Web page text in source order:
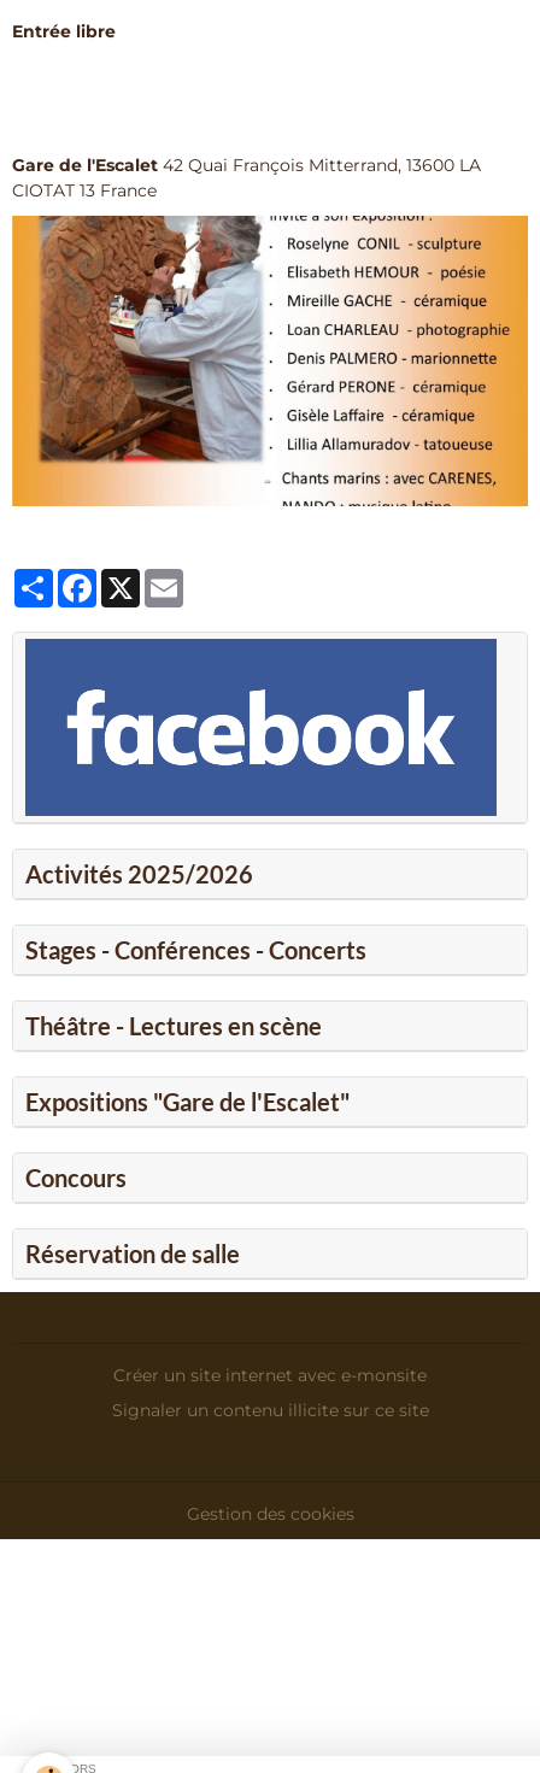
Entrée libre
Gare de l'Escalet 42 Quai François Mitterrand, 13600 LA
CIOTAT 13 France
PartagerFacebook
X
Activités 2025/2026
Stages - Conférences - Concerts
Théâtre - Lectures en scène
Expositions "Gare de l'Escalet"
Concours
Réservation de salle
Créer un site internet avec e-monsite
Signaler un contenu illicite sur ce site
Gestion des cookies
SPONSORS